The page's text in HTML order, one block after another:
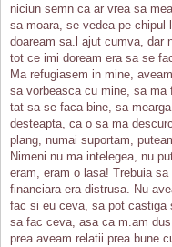
niciun semn ca ar vrea sa
sa moara, se vedea pe
doaream sa.l ajut cumva, dar
tot ce imi doream era sa se
Ma refugiasem in mine,
sa vorbeasca cu mine, sa ma
tat sa se faca bine, sa
desteapta, ca o sa ma
plang, numai suportam,
Nimeni nu ma intelegea, nu
eram, eram o lasa! Trebuia
financiara era distrusa. Nu
fac si eu ceva, sa pot castiga
sa fac ceva, asa ca m.am
prea aveam relatii prea bune